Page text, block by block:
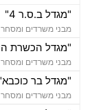
"מגדל ב.ס.ר 4"
מבני משרדים ומסחר
"מגדל הכשרת
מבני משרדים ומסחר
"מגדל בר
מבני משרדים ומסחר